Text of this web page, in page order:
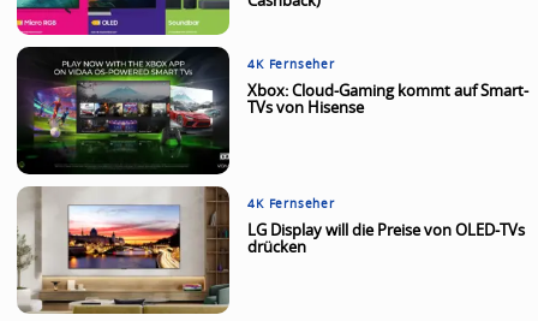
4K Fernseher
Xbox: Cloud-Gaming kommt auf Smart-
TVs von Hisense
4K Fernseher
LG Display will die Preise von OLED-TVs
drücken